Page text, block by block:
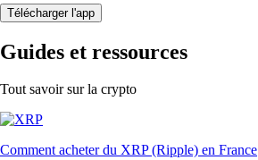
Télécharger l'app
Guides et ressources
Tout savoir sur la crypto
Comment acheter du XRP (Ripple) en France